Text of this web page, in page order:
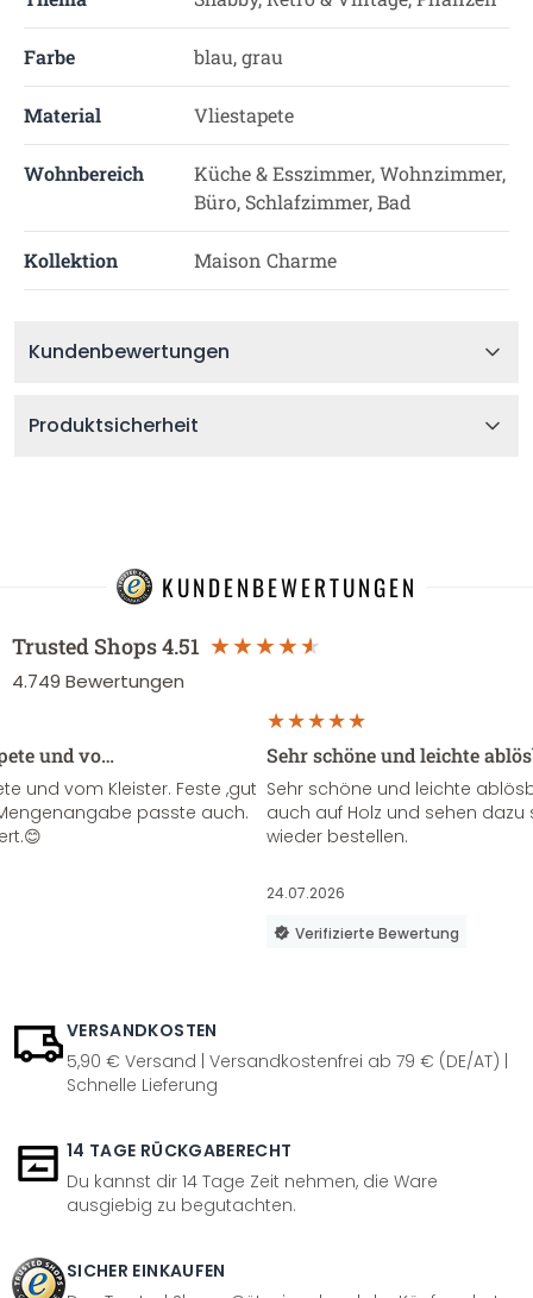
Farbe blau, grau
Material Vliestapete
Wohnbereich
Küche & Esszimmer, Wohnzimmer,
Büro, Schlafzimmer, Bad
Kollektion Maison Charme
Kundenbewertungen
Produktsicherheit
KUNDENBEWERTUNGEN
Trusted Shops4.51
4.749 Bewertungen
und vo…
und vom Kleister. Feste ,gut
passte auch.
Sehr schöne und leichte
Sehr schöne und leichte
auch auf Holz und sehen
wieder bestellen.
24.07.2026
Verifizierte Bewertung
VERSANDKOSTEN
5,90 € Versand | Versandkostenfrei ab 79 € (DE/AT) |
Schnelle Lieferung
14 TAGE RÜCKGABERECHT
Du kannst dir 14 Tage Zeit nehmen, die Ware
ausgiebig zu begutachten.
SICHER EINKAUFEN